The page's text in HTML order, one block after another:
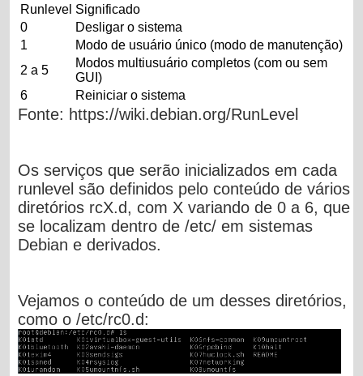
Runlevel Significado
0
Desligar o sistema
1
Modo de usuário único (modo de manutenção)
2 a 5
Modos multiusuário completos (com ou sem
GUI)
6
Reiniciar o sistema
Fonte: https://wiki.debian.org/RunLevel
Os serviços que serão inicializados em cada
runlevel são definidos pelo conteúdo de vários
diretórios rcX.d, com X variando de 0 a 6, que
se localizam dentro de /etc/ em sistemas
Debian e derivados.
Vejamos o conteúdo de um desses diretórios,
como o /etc/rc0.d: